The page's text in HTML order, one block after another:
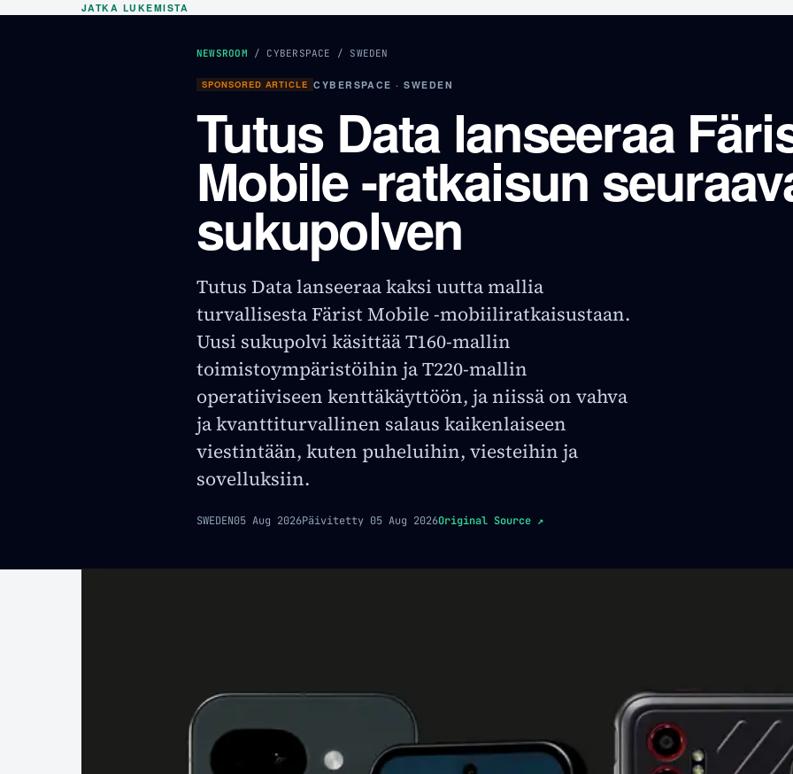
JATKA LUKEMISTA
NEWSROOM / CYBERSPACE / SWEDEN
SPONSORED ARTICLE CYBERSPACE · SWEDEN
Tutus Data lanseeraa
Mobile -ratkaisun
sukupolven
Tutus Data lanseeraa kaksi uutta mallia
turvallisesta Färist Mobile -mobiiliratkaisustaan.
Uusi sukupolvi käsittää T160-mallin
toimistoympäristöihin ja T220-mallin
operatiiviseen kenttäkäyttöön, ja niissä on vahva
ja kvanttiturvallinen salaus kaikenlaiseen
viestintään, kuten puheluihin, viesteihin ja
sovelluksiin.
SWEDEN05 Aug 2026Päivitetty 05 Aug 2026Original Source ↗